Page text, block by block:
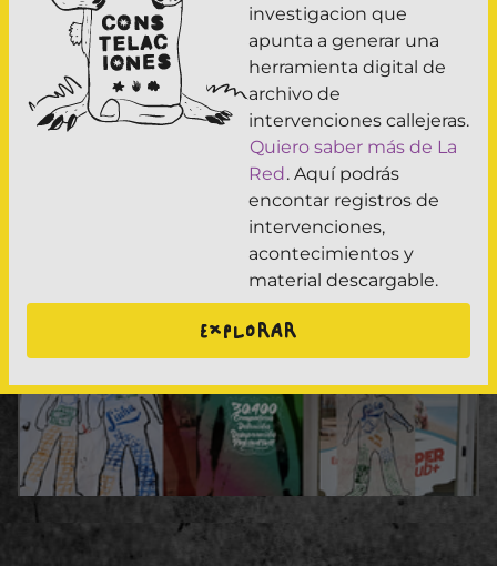
Mural Casa Nuestros Hijos la Vida y la
Esperanza
#memoria posdictat...
#Madres
Siluetazo y pegatina por el 24 de marzo
investigacion que
apunta a generar una
herramienta digital de
archivo de
intervenciones callejeras.
Quiero saber más de La
Red . Aquí podrás
encontar registros de
intervenciones,
acontecimientos y
material descargable.
EXPLORAR